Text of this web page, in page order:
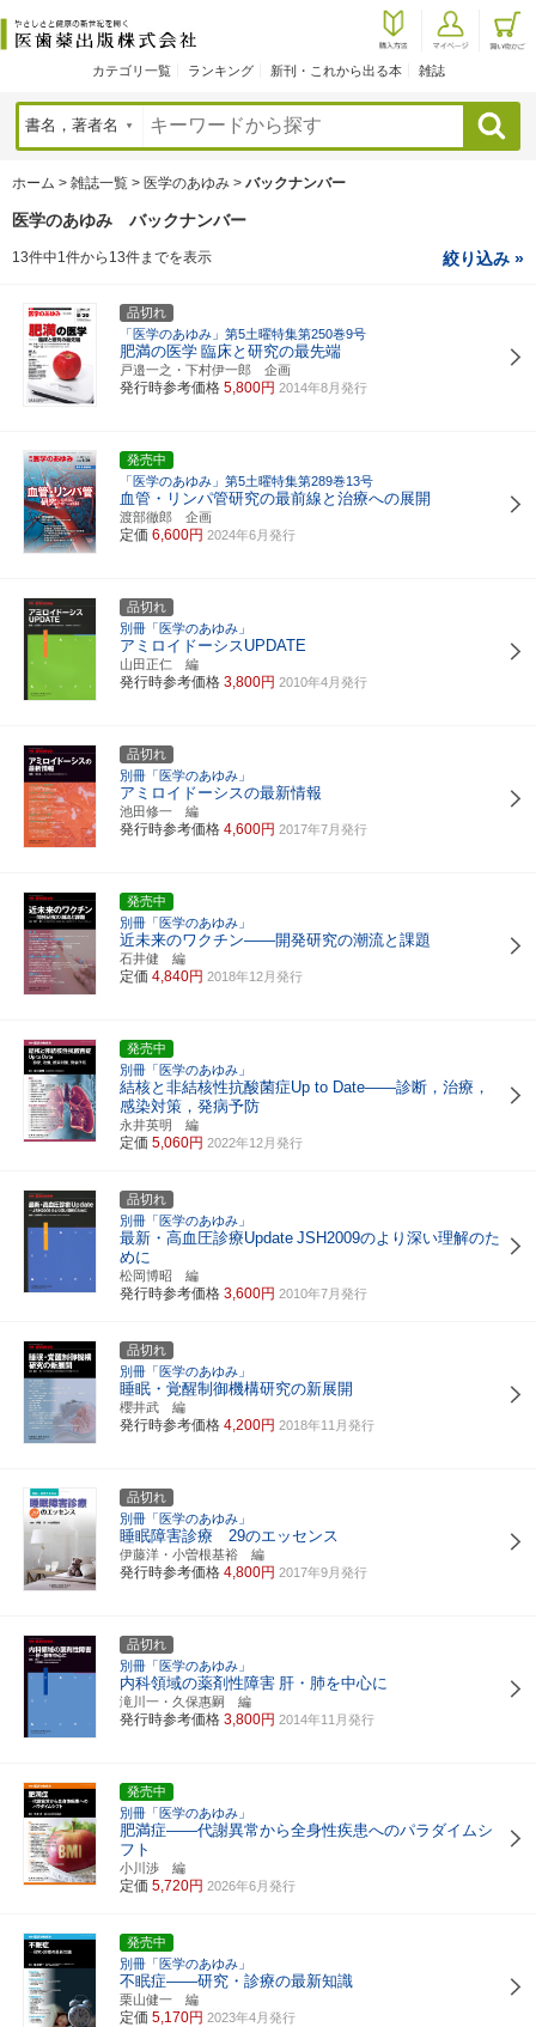
カテゴリ一覧 ランキング 新刊・これから出る本 雑誌
検索
ホーム > 雑誌一覧 > 医学のあゆみ > バックナンバー
医学のあゆみ バックナンバー
13件中1件から13件までを表示 絞り込み »
品切れ
「医学のあゆみ」第5土曜特集第250巻9号
肥満の医学 臨床と研究の最先端
戸邉一之・下村伊一郎 企画
発行時参考価格 5,800円 2014年8月発行
発売中
「医学のあゆみ」第5土曜特集第289巻13号
血管・リンパ管研究の最前線と治療への展開
渡部徹郎 企画
定価 6,600円 2024年6月発行
品切れ
別冊「医学のあゆみ」
アミロイドーシスUPDATE
山田正仁 編
発行時参考価格 3,800円 2010年4月発行
品切れ
別冊「医学のあゆみ」
アミロイドーシスの最新情報
池田修一 編
発行時参考価格 4,600円 2017年7月発行
発売中
別冊「医学のあゆみ」
近未来のワクチン――開発研究の潮流と課題
石井健 編
定価 4,840円 2018年12月発行
発売中
別冊「医学のあゆみ」
結核と非結核性抗酸菌症Up to Date――診断，治療，
感染対策，発病予防
永井英明 編
定価 5,060円 2022年12月発行
品切れ
別冊「医学のあゆみ」
最新・高血圧診療Update JSH2009のより深い理解のた
めに
松岡博昭 編
発行時参考価格 3,600円 2010年7月発行
品切れ
別冊「医学のあゆみ」
睡眠・覚醒制御機構研究の新展開
櫻井武 編
発行時参考価格 4,200円 2018年11月発行
品切れ
別冊「医学のあゆみ」
睡眠障害診療 29のエッセンス
伊藤洋・小曽根基裕 編
発行時参考価格 4,800円 2017年9月発行
品切れ
別冊「医学のあゆみ」
内科領域の薬剤性障害 肝・肺を中心に
滝川一・久保惠嗣 編
発行時参考価格 3,800円 2014年11月発行
発売中
別冊「医学のあゆみ」
肥満症――代謝異常から全身性疾患へのパラダイムシ
フト
小川渉 編
定価 5,720円 2026年6月発行
発売中
別冊「医学のあゆみ」
不眠症――研究・診療の最新知識
栗山健一 編
定価 5,170円 2023年4月発行